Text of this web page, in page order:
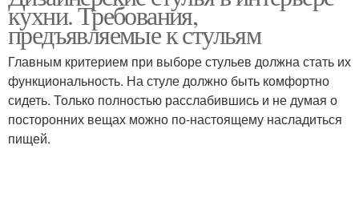
кухни. Требования,
предъявляемые к стульям
Главным критерием при выборе стульев должна стать их
функциональность. На стуле должно быть комфортно
сидеть. Только полностью расслабившись и не думая о
посторонних вещах можно по-настоящему насладиться
пищей.